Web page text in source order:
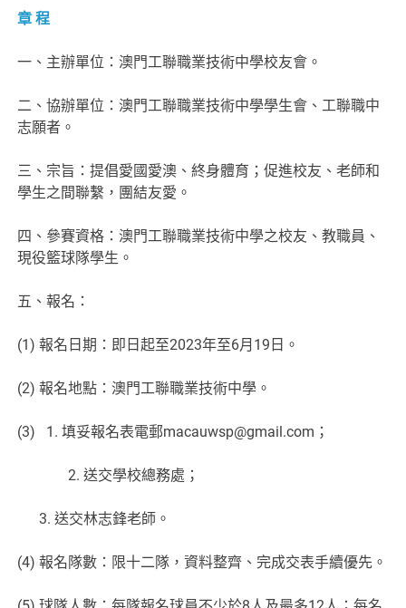
章 程
一、主辦單位：澳門工聯職業技術中學校友會。
二、協辦單位：澳門工聯職業技術中學學生會、工聯職中
志願者。
三、宗旨：提倡愛國愛澳、終身體育；促進校友、老師和
學生之間聯繫，團結友愛。
四、參賽資格：澳門工聯職業技術中學之校友、教職員、
現役籃球隊學生。
五、報名：
(1) 報名日期：即日起至2023年至6月19日。
(2) 報名地點：澳門工聯職業技術中學。
(3) 1. 填妥報名表電郵macauwsp@gmail.com；
2. 送交學校總務處；
3. 送交林志鋒老師。
(4) 報名隊數：限十二隊，資料整齊、完成交表手續優先。